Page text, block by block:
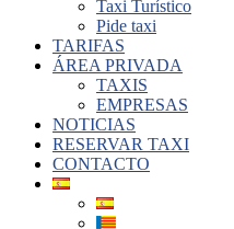
Taxi Turístico
Pide taxi
TARIFAS
ÁREA PRIVADA
TAXIS
EMPRESAS
NOTICIAS
RESERVAR TAXI
CONTACTO